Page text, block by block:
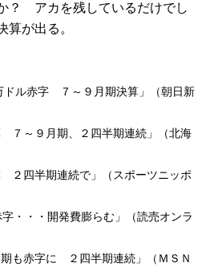
？ アカを残しているだけでし
算が出る。
ドル赤字 ７～９月期決算」（朝日新
７～９月期、２四半期連続」（北海
２四半期連続で」（スポーツニッポ
・・・開発費膨らむ」（読売オンラ
期も赤字に ２四半期連続」（ＭＳＮ